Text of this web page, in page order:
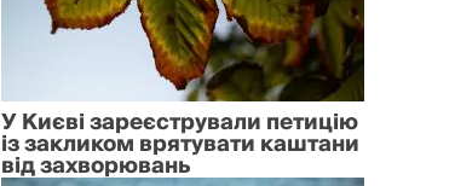
У Києві зареєстрували петицію
із закликом врятувати каштани
від захворювань